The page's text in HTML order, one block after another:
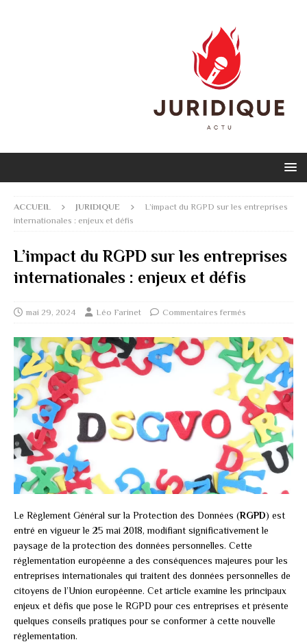
ACCUEIL JURIDIQUE
L’impact du RGPD sur les entreprises
internationales : enjeux et défis
L’impact du RGPD sur les entreprises
internationales : enjeux et défis
mai 29, 2024 Léo Farinet Commentaires fermés
Le Règlement Général sur la Protection des Données (RGPD) est
entré en vigueur le 25 mai 2018, modifiant significativement le
paysage de la protection des données personnelles. Cette
réglementation européenne a des conséquences majeures pour les
entreprises internationales qui traitent des données personnelles de
citoyens de l’Union européenne. Cet article examine les principaux
enjeux et défis que pose le RGPD pour ces entreprises et présente
quelques conseils pratiques pour se conformer à cette nouvelle
réglementation.